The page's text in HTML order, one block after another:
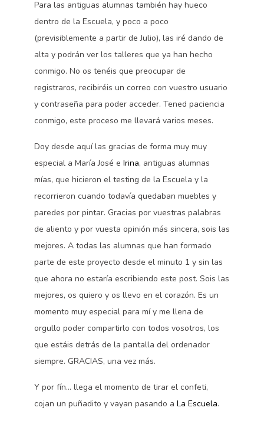
Para las antiguas alumnas también hay hueco
dentro de la Escuela, y poco a poco
(previsiblemente a partir de Julio), las iré dando de
alta y podrán ver los talleres que ya han hecho
conmigo. No os tenéis que preocupar de
registraros, recibiréis un correo con vuestro usuario
y contraseña para poder acceder. Tened paciencia
conmigo, este proceso me llevará varios meses.
Doy desde aquí las gracias de forma muy muy
especial a María José e Irina, antiguas alumnas
mías, que hicieron el testing de la Escuela y la
recorrieron cuando todavía quedaban muebles y
paredes por pintar. Gracias por vuestras palabras
de aliento y por vuesta opinión más sincera, sois las
mejores. A todas las alumnas que han formado
parte de este proyecto desde el minuto 1 y sin las
que ahora no estaría escribiendo este post. Sois las
mejores, os quiero y os llevo en el corazón. Es un
momento muy especial para mí y me llena de
orgullo poder compartirlo con todos vosotros, los
que estáis detrás de la pantalla del ordenador
siempre. GRACIAS, una vez más.
Y por fín… llega el momento de tirar el confeti,
cojan un puñadito y vayan pasando a La Escuela.